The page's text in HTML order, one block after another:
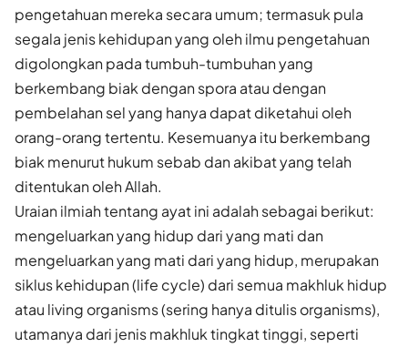
pengetahuan mereka secara umum; termasuk pula
segala jenis kehidupan yang oleh ilmu pengetahuan
digolongkan pada tumbuh-tumbuhan yang
berkembang biak dengan spora atau dengan
pembelahan sel yang hanya dapat diketahui oleh
orang-orang tertentu. Kesemuanya itu berkembang
biak menurut hukum sebab dan akibat yang telah
ditentukan oleh Allah.
Uraian ilmiah tentang ayat ini adalah sebagai berikut:
mengeluarkan yang hidup dari yang mati dan
mengeluarkan yang mati dari yang hidup, merupakan
siklus kehidupan (life cycle) dari semua makhluk hidup
atau living organisms (sering hanya ditulis organisms),
utamanya dari jenis makhluk tingkat tinggi, seperti